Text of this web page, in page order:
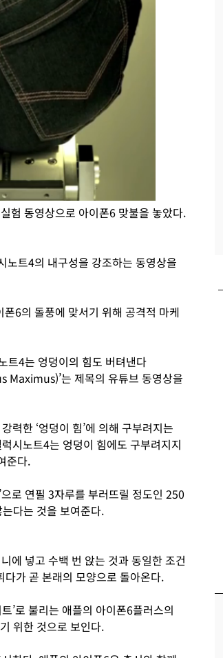
험 동영상으로 아이폰6 맞불을 놓았다.
노트4의 내구성을 강조하는 동영상을
6의 돌풍에 맞서기 위해 공격적 마케
트4는 엉덩이의 힘도 버텨낸다
는 제목의 유튜브 동영상을
력한 ‘엉덩이 힘’에 의해 구부려지는
시노트4는 엉덩이 힘에도 구부려지지
준다.
로 연필 3자루를 부러뜨릴 정도인 250
다는 것을 보여준다.
에 넣고 수백 번 앉는 것과 동일한 조건
다가 곧 본래의 모양으로 돌아온다.
’로 불리는 애플의 아이폰6플러스의
위한 것으로 보인다.